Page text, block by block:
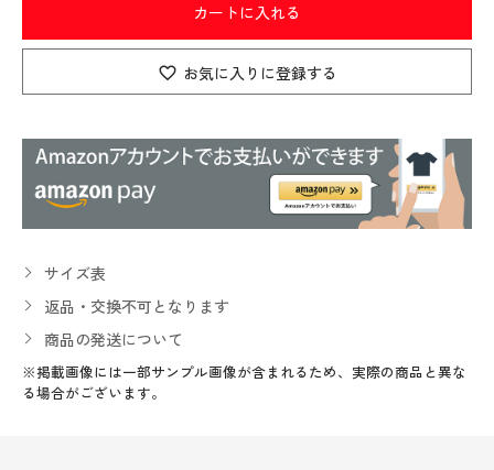
カートに入れる
お気に入りに登録する
サイズ表
返品・交換不可となります
商品の発送について
※掲載画像には一部サンプル画像が含まれるため、実際の商品と異な
る場合がございます。